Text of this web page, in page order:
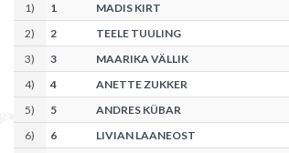
1) 1 MADIS KIRT
2) 2 TEELE TUULING
3) 3 MAARIKA VÄLLIK
4) 4 ANETTE ZUKKER
5) 5 ANDRES KÜBAR
6) 6 LIVIAN LAANEOST